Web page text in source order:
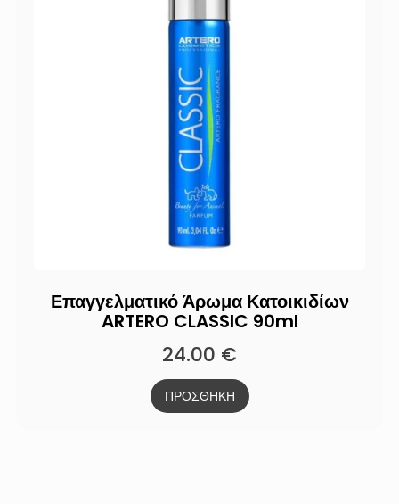
Επαγγελματικό Άρωμα Κατοικιδίων
ARTERO CLASSIC 90ml
24.00 €
ΠΡΟΣΘΗΚΗ